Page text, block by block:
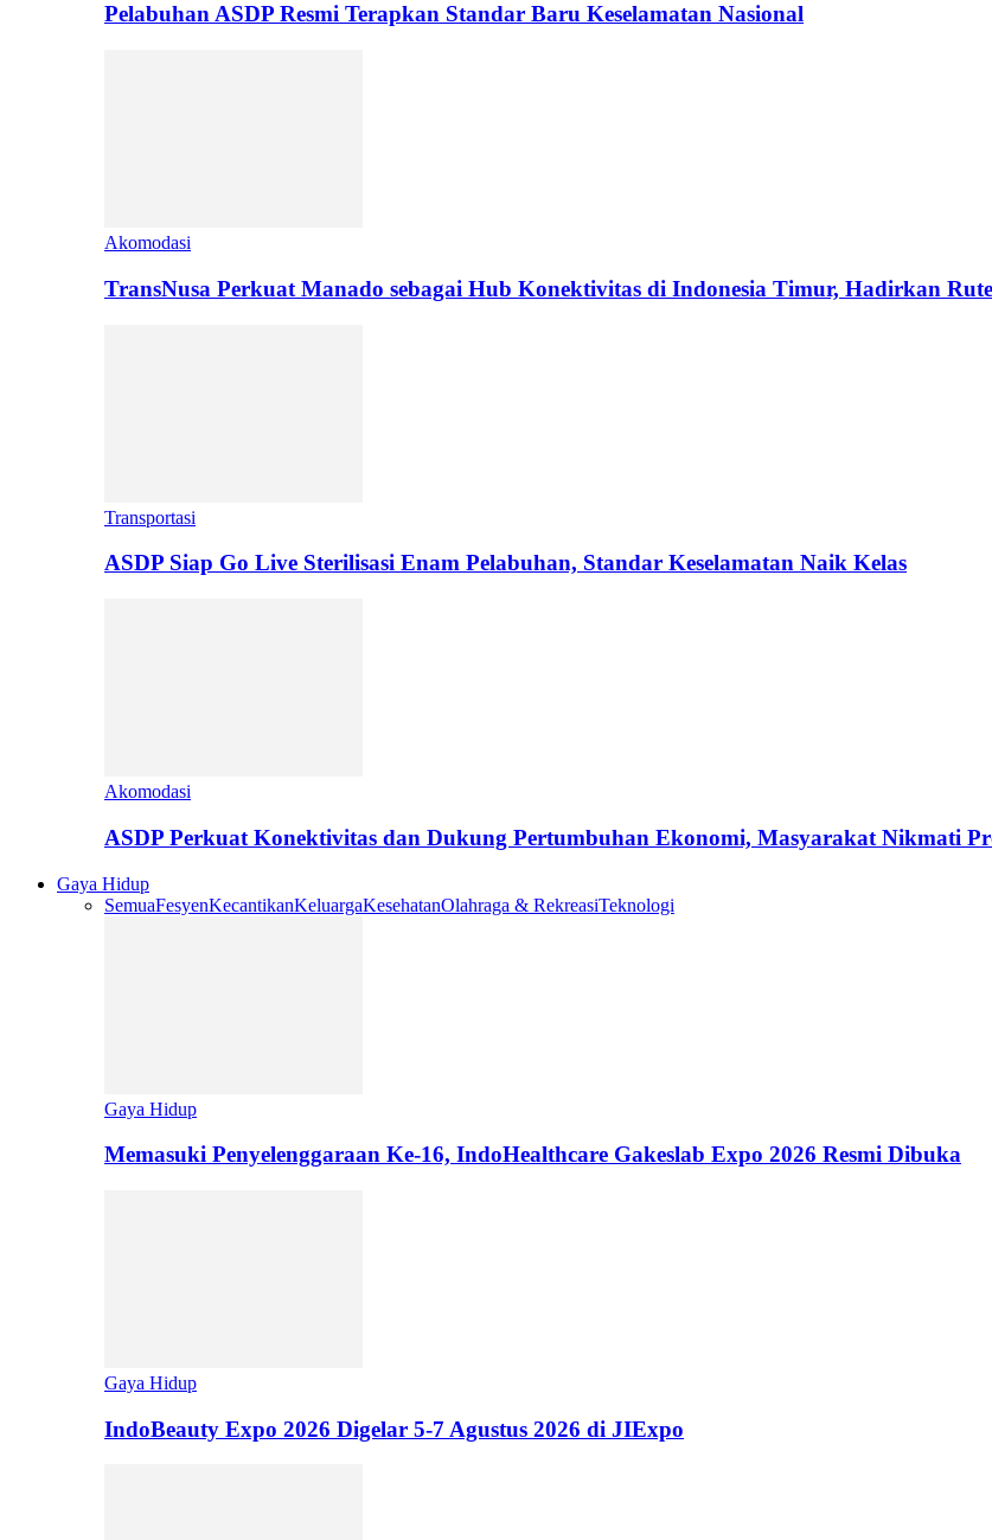
Pelabuhan ASDP Resmi Terapkan Standar Baru Keselamatan Nasional
Akomodasi
TransNusa Perkuat Manado sebagai Hub Konektivitas di Indonesia Timur, Hadirkan
Transportasi
ASDP Siap Go Live Sterilisasi Enam Pelabuhan, Standar Keselamatan Naik Kelas
Akomodasi
ASDP Perkuat Konektivitas dan Dukung Pertumbuhan Ekonomi, Masyarakat Nikmati
Gaya Hidup
SemuaFesyenKecantikanKeluargaKesehatanOlahraga & RekreasiTeknologi
Gaya Hidup
Memasuki Penyelenggaraan Ke-16, IndoHealthcare Gakeslab Expo 2026 Resmi Dibuka
Gaya Hidup
IndoBeauty Expo 2026 Digelar 5-7 Agustus 2026 di JIExpo